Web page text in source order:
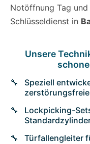
Notöffnung Tag
Schlüsseldienst in
Unsere
Speziell
Lockpicking-
Türfallengleiter